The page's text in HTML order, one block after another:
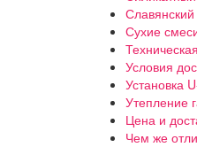
Сухие
Условия
Установка
Утепление
Цена и
Чем же